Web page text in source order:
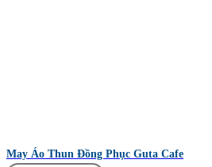
May Áo Thun Đồng Phục Guta Cafe